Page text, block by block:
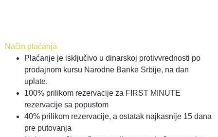
Način plaćanja
Plaćanje je isključivo u dinarskoj protivvrednosti po
prodajnom kursu Narodne Banke Srbije, na dan
uplate.
100% prilikom rezervacije za FIRST MINUTE
rezervacije sa popustom
40% prilikom rezervacije, a ostatak najkasnije 15 dana
pre putovanja